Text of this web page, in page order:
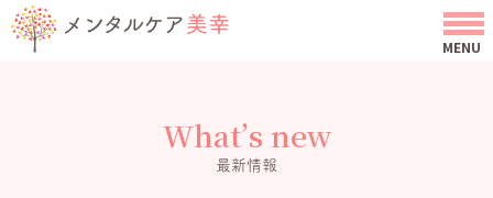
What’s new
最新情報